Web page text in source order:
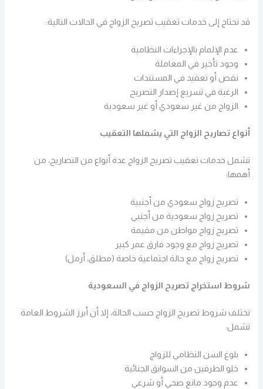
قد تحتاج إلى خدمات تعقيب تصريح الزواج في الحالات التالية:
عدم الإلمام بالإجراءات النظامية
وجود تأخير في المعاملة
نقص أو تعقيد في المستندات
الرغبة في تسريع إصدار التصريح
الزواج من غير سعودي أو غير سعودية
أنواع تصاريح الزواج التي يشملها التعقيب
تشمل خدمات تعقيب تصريح الزواج عدة أنواع من التصاريح، من
أهمها:
تصريح زواج سعودي من أجنبية
تصريح زواج سعودية من أجنبي
تصريح زواج مواطن من مقيمة
تصريح زواج مع وجود فارق عمر كبير
تصريح زواج مع حالة اجتماعية خاصة (مطلق، أرمل)
شروط استخراج تصريح الزواج في السعودية
تختلف شروط تصريح الزواج حسب الحالة، إلا أن أبرز الشروط العامة
تشمل:
بلوغ السن النظامي للزواج
خلو الطرفين من السوابق الجنائية
عدم وجود مانع صحي أو شرعي